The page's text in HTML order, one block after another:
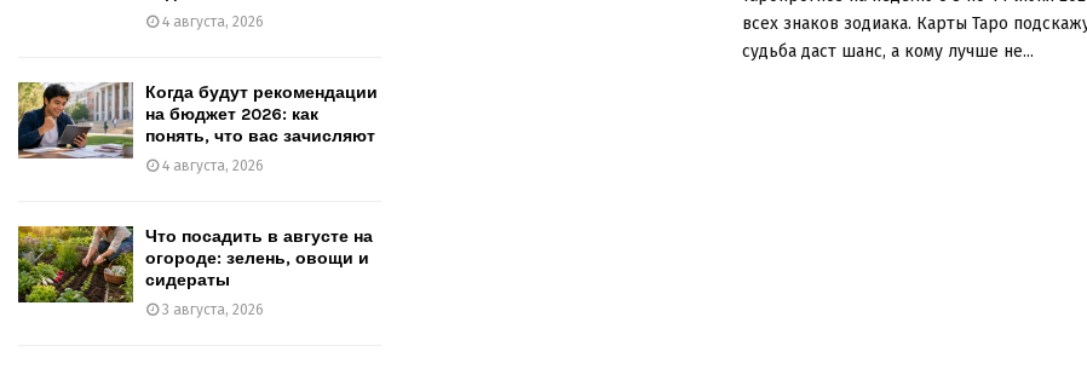
всех знаков зодиака. Карты Таро
судьба даст шанс, а кому лучше не...
4 августа, 2026
Когда будут рекомендации
на бюджет 2026: как
понять, что вас зачисляют
4 августа, 2026
Что посадить в августе на
огороде: зелень, овощи и
сидераты
3 августа, 2026